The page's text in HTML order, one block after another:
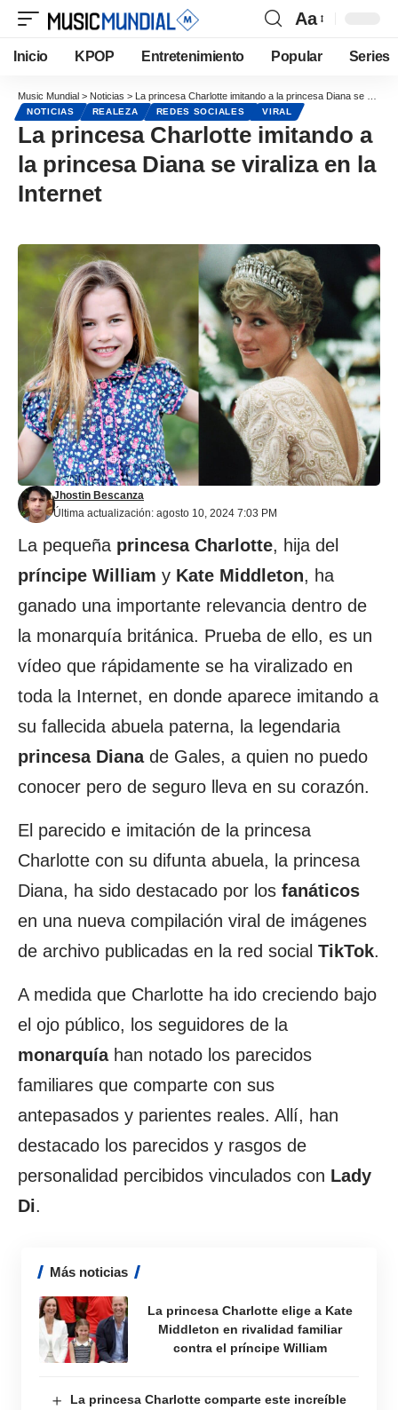
Aa
Inicio KPOP Entretenimiento Popular Series
Music Mundial > Noticias > La princesa Charlotte imitando a la princesa Diana se viraliza en la Internet
NOTICIAS REALEZA REDES SOCIALES VIRAL
La princesa Charlotte imitando a
la princesa Diana se viraliza en la
Internet
Última actualización: agosto 10, 2024 7:03 PM
Jhostin Bescanza
La pequeña princesa Charlotte, hija del
príncipe William y Kate Middleton, ha
ganado una importante relevancia dentro de
la monarquía británica. Prueba de ello, es un
vídeo que rápidamente se ha viralizado en
toda la Internet, en donde aparece imitando a
su fallecida abuela paterna, la legendaria
princesa Dianade Gales, a quien no puedo
conocer pero de seguro lleva en su corazón.
El parecido e imitación de la princesa
Charlotte con su difunta abuela, la princesa
Diana, ha sido destacado por los fanáticos
en una nueva compilación viral de imágenes
de archivo publicadas en la red social TikTok.
A medida que Charlotte ha ido creciendo bajo
el ojo público, los seguidores de la
monarquíahan notado los parecidos
familiares que comparte con sus
antepasados y parientes reales. Allí, han
destacado los parecidos y rasgos de
personalidad percibidos vinculados con Lady
Di.
Más noticias
La princesa Charlotte elige a Kate
Middleton en rivalidad familiar
contra el príncipe William
La princesa Charlotte comparte este increíble